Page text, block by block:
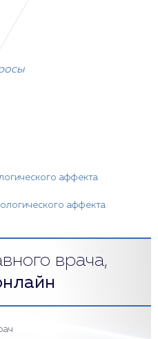
аффекта
аффекта
врача,